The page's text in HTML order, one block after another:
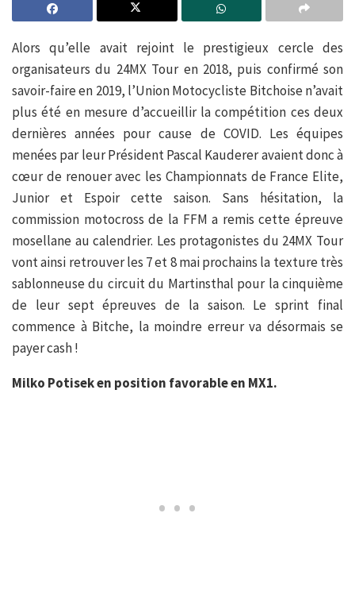
Alors qu’elle avait rejoint le prestigieux cercle des
organisateurs du 24MX Tour en 2018, puis confirmé son
savoir-faire en 2019, l’Union Motocycliste Bitchoise n’avait
plus été en mesure d’accueillir la compétition ces deux
dernières années pour cause de COVID. Les équipes
menées par leur Président Pascal Kauderer avaient donc à
cœur de renouer avec les Championnats de France Elite,
Junior et Espoir cette saison. Sans hésitation, la
commission motocross de la FFM a remis cette épreuve
mosellane au calendrier. Les protagonistes du 24MX Tour
vont ainsi retrouver les 7 et 8 mai prochains la texture très
sablonneuse du circuit du Martinsthal pour la cinquième
de leur sept épreuves de la saison. Le sprint final
commence à Bitche, la moindre erreur va désormais se
payer cash !
Milko Potisek en position favorable en MX1.